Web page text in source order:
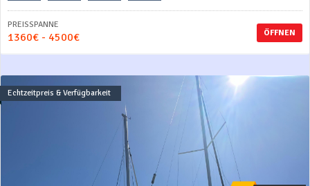
ÖFFNEN
PREISSPANNE
1360€ - 4500€
Echtzeitpreis & Verfügbarkeit